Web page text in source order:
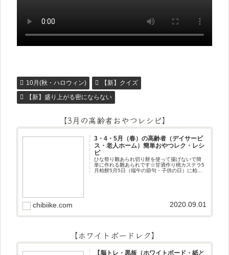
10月(秋・ハロウィン)
【新】クイズ
【新】盛り上がる密にならない
【3月の高齢者おやつレシピ】
3・4・5月（春）の高齢者（デイサービ
ス・老人ホーム）簡単おやつレク・レシ
ピ
ひな祭り雛あられ切り餅を使って揚げないで簡
単に作れる雛あられです☆甘酒作り桃カステラ5
月柏餅5月5日（端午の節句・子供の日）に柏餅
chibiike.com 2020.09.01
【ホワイトボードレク】
【脳トレ・黒板（ホワイトボード・紙と